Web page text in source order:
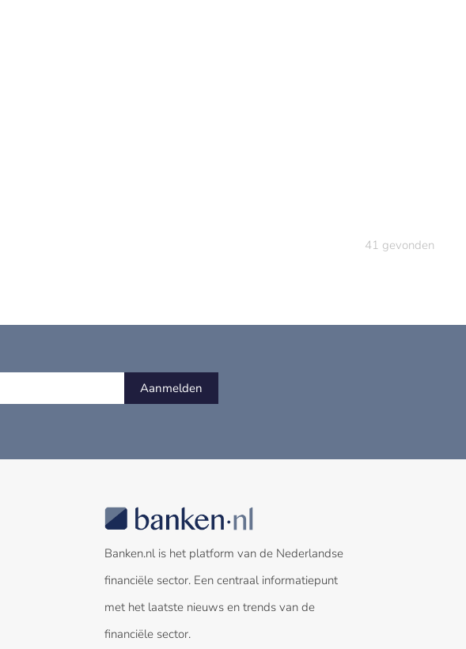
41 gevonden
Aanmelden
Banken.nl is het platform van de Nederlandse
financiële sector. Een centraal informatiepunt
met het laatste nieuws en trends van de
financiële sector.